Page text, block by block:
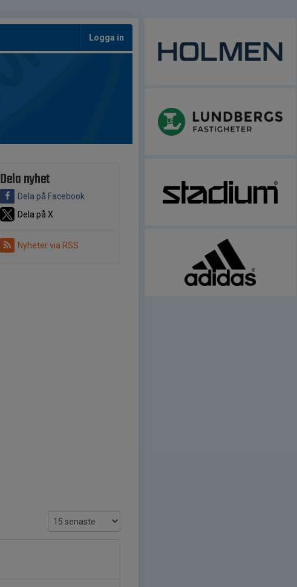
Logga in
Dela nyhet
Dela på Facebook
Dela på X
Nyheter via RSS